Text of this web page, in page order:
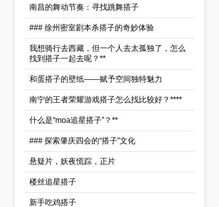
南昌的舞动节奏：寻找跳舞搭子
### 徐州密室剧本杀搭子的奇妙体验
我想骑行去西藏，但一个人去太孤独了，怎么
找到搭子一起去呢？**
和蛋搭子的壁纸——赋予空间独特魅力
南宁的王者荣耀游戏搭子怎么找比较好？****
什么是“moa追星搭子”？**
### 探索肇庆四会的“搭子”文化
悬疑片，妖夜慌踪，正片
楼丝追星搭子
新手吃鸡搭子